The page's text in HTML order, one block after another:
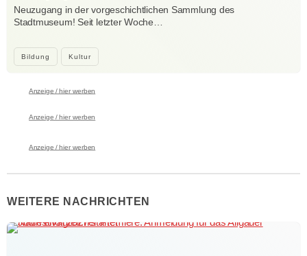
Bildung Kultur
Neuzugang in der vorgeschichtlichen Sammlung des
Stadtmuseum! Seit letzter Woche…
Anzeige / hier werben
Anzeige / hier werben
Anzeige / hier werben
WEITERE NACHRICHTEN